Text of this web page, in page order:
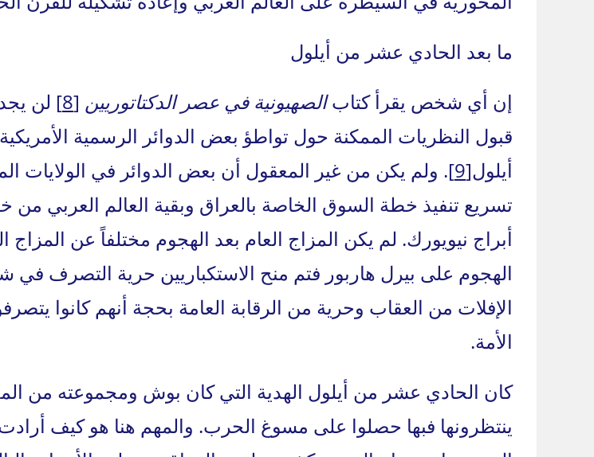
ما بعد الحادي عشر من أيلول
إن أي شخص يقرأ كتابالصهيونية في عصر الدكتاتوريين [8]
لن
أيلول[9]
. ولم يكن من غير المعقول أن بعض الدوائر في الولايات
تسريع تنفيذ خطة السوق الخاصة بالعراق وبقية العالم العربي من
أبراج نيويورك. لم يكن المزاج العام بعد الهجوم مختلفاً عن
الهجوم على بيرل هاربور فتم منح الاستكباريين حرية التصرف
الإفلات من العقاب وحرية من الرقابة العامة بحجة أنهم كانوا
الأمة.
كان الحادي عشر من أيلول الهدية التي كان بوش ومجموعته من
ينتظرونها فبها حصلوا على مسوغ الحرب. والمهم هنا هو كيف أرادت